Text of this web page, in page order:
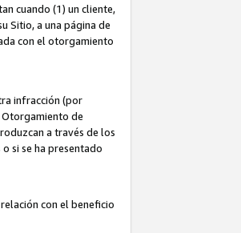
cuando (1) un cliente,
Sitio, a una página de
con el otorgamiento
infracción (por
de
a través de los
si se ha presentado
con el beneficio